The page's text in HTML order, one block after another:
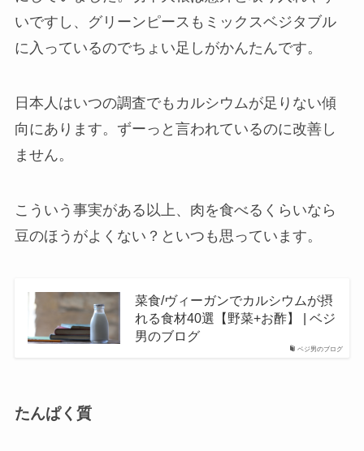
いですし、グリーンピースもミックスベジタブル
に入っているのでちょい足しがかんたんです。
日本人はいつの調査でもカルシウムが足りない傾
向にあります。ずーっと言われているのに改善し
ません。
こういう事実がある以上、肉を食べるくらいなら
豆のほうがよくない？といつも思っています。
ベジ男のブログ
菜食/ヴィーガンでカルシウムが摂
れる食材40選【野菜+お酢】 | ベジ
男のブログ
たんぱく質